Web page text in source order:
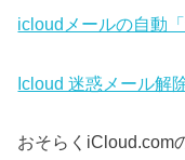
icloudメールの自動
Icloud 迷惑メール解
おそらくiCloud.com